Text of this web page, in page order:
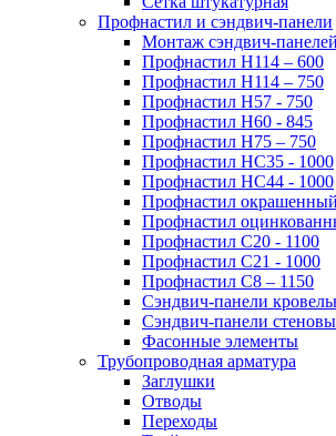
Профнастил и сэндвич-панели
Монтаж сэндвич-панелей
Профнастил Н114 – 600
Профнастил Н114 – 750
Профнастил Н57 - 750
Профнастил Н60 - 845
Профнастил Н75 – 750
Профнастил НС35 - 1000
Профнастил НС44 - 1000
Профнастил окрашенный
Профнастил
Профнастил С20 - 1100
Профнастил С21 - 1000
Профнастил С8 – 1150
Сэндвич-панели
Сэндвич-панели
Фасонные элементы
Трубопроводная арматура
Заглушки
Отводы
Переходы